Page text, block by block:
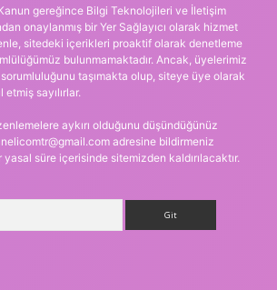
gereğince Bilgi Teknolojileri ve İletişim
onaylanmış bir Yer Sağlayıcı olarak hizmet
sitedeki içerikleri proaktif olarak denetleme
bulunmamaktadır. Ancak, üyelerimiz
taşımakta olup, siteye üye olarak
sayılırlar.
aykırı olduğunu düşündüğünüz
adresine bildirmeniz
süre içerisinde sitemizden kaldırılacaktır.